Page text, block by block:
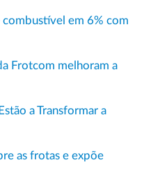
em 6% com
Frotcom melhoram a
a Transformar a
as frotas e expõe